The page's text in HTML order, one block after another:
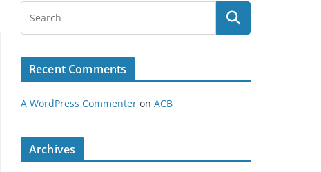
Recent Comments
A WordPress Commenter on ACB
Archives